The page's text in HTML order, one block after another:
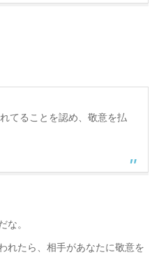
てることを認め、敬意を払
な。
れたら、相手があなたに敬意を